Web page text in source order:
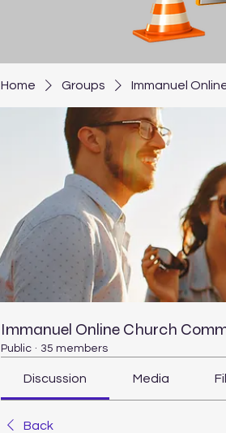
Home Groups Immanuel
Immanuel Online Church
Public · 35 members
Discussion Media
Back